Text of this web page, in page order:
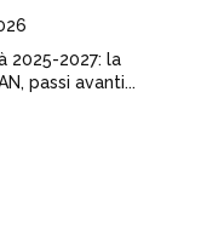
2025-2027: la
passi avanti...